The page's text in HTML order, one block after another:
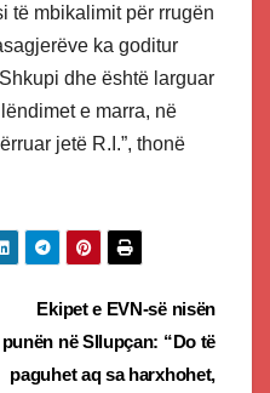
të mbikalimit për rrugën
ka goditur
dhe është larguar
e marra, në
jetë R.I.”, thonë
Ekipet e EVN-së nisën
punën në Sllupçan: “Do të
paguhet aq sa harxhohet,